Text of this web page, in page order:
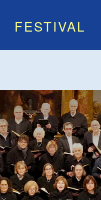
FESTIVAL